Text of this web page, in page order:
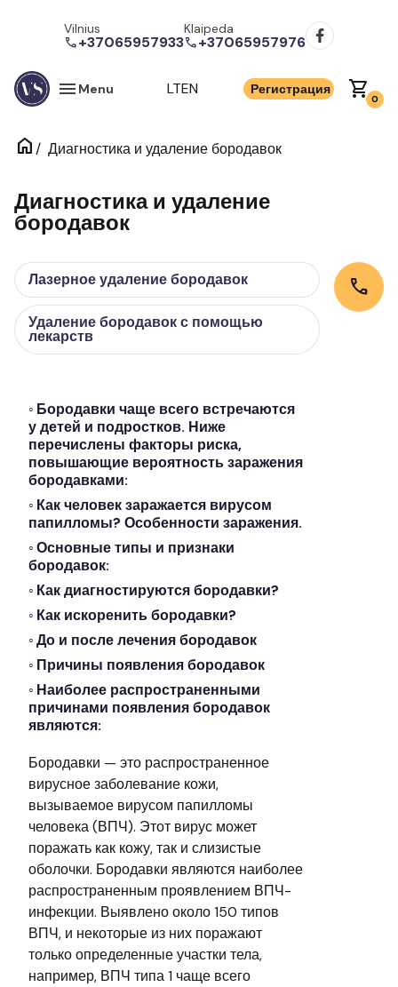
Vilnius
call+37065957933
Klaipeda
call+37065957976
menu Menu LTEN Регистрация shopping_cart0
home/ Диагностика и удаление бородавок
Диагностика и удаление
бородавок
Лазерное удаление бородавок
Удаление бородавок с помощью
лекарств
Бородавки чаще всего встречаются
у детей и подростков. Ниже
перечислены факторы риска,
повышающие вероятность заражения
бородавками:
Как человек заражается вирусом
папилломы? Особенности заражения.
Основные типы и признаки
бородавок:
Как диагностируются бородавки?
Как искоренить бородавки?
До и после лечения бородавок
Причины появления бородавок
Наиболее распространенными
причинами появления бородавок
являются:
Бородавки — это распространенное
вирусное заболевание кожи,
вызываемое вирусом папилломы
человека (ВПЧ). Этот вирус может
поражать как кожу, так и слизистые
оболочки. Бородавки являются наиболее
распространенным проявлением ВПЧ-
инфекции. Выявлено около 150 типов
ВПЧ, и некоторые из них поражают
только определенные участки тела,
например, ВПЧ типа 1 чаще всего
call